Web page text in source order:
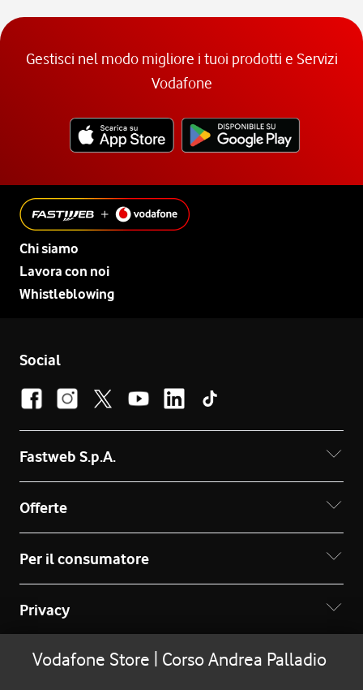
Vodafone Store | Corso Andrea Palladio
Gestisci nel modo migliore i tuoi prodotti e Servizi
Vodafone
Chi siamo
Lavora con noi
Whistleblowing
Social
Fastweb S.p.A.
Offerte
Per il consumatore
Privacy
© Copyright 2026 - Ragione sociale: Fastweb S.p.A. -